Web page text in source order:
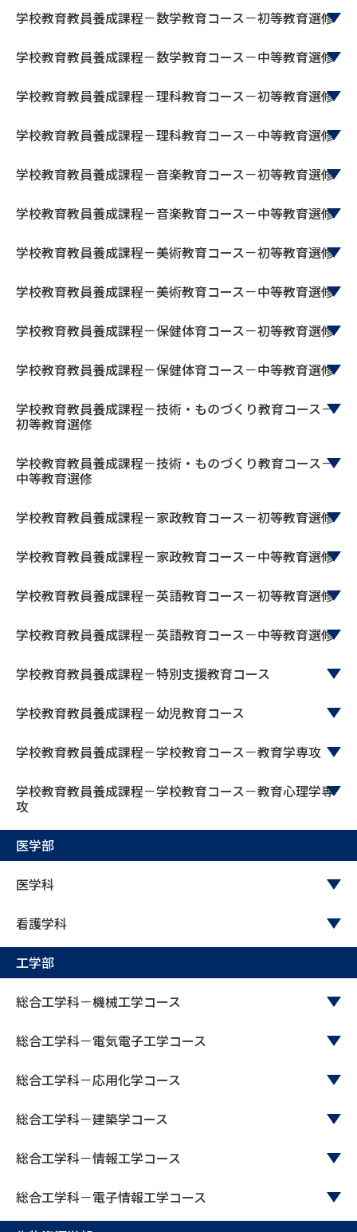
学問発見 学問検索
学問のミニ講義「夢ナビ講義」 学問分野解説
学問の教科書 夢ナビライブ
ユーザーサポート
Ｑ＆Ａ よくあるご質問 大学進学IDについて
資料の料金の
受付内容・発送状況の確認
テレメール
特定商取引表記
学校教育教員養成課程－数学教育コース－初等教育選修
学校教育教員養成課程－数学教育コース－中等教育選修
学校教育教員養成課程－理科教育コース－初等教育選修
学校教育教員養成課程－理科教育コース－中等教育選修
学校教育教員養成課程－音楽教育コース－初等教育選修
学校教育教員養成課程－音楽教育コース－中等教育選修
学校教育教員養成課程－美術教育コース－初等教育選修
学校教育教員養成課程－美術教育コース－中等教育選修
学校教育教員養成課程－保健体育コース－初等教育選修
学校教育教員養成課程－保健体育コース－中等教育選修
学校教育教員養成課程－技術・ものづくり教育コース－
初等教育選修
学校教育教員養成課程－技術・ものづくり教育コース－
中等教育選修
学校教育教員養成課程－家政教育コース－初等教育選修
学校教育教員養成課程－家政教育コース－中等教育選修
学校教育教員養成課程－英語教育コース－初等教育選修
学校教育教員養成課程－英語教育コース－中等教育選修
学校教育教員養成課程－特別支援教育コース
学校教育教員養成課程－幼児教育コース
学校教育教員養成課程－学校教育コース－教育学専攻
学校教育教員養成課程－学校教育コース－教育心理学専
攻
医学部
医学科
看護学科
工学部
総合工学科－機械工学コース
総合工学科－電気電子工学コース
総合工学科－応用化学コース
総合工学科－建築学コース
総合工学科－情報工学コース
総合工学科－電子情報工学コース